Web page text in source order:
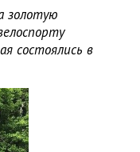
золотую
состоялись в